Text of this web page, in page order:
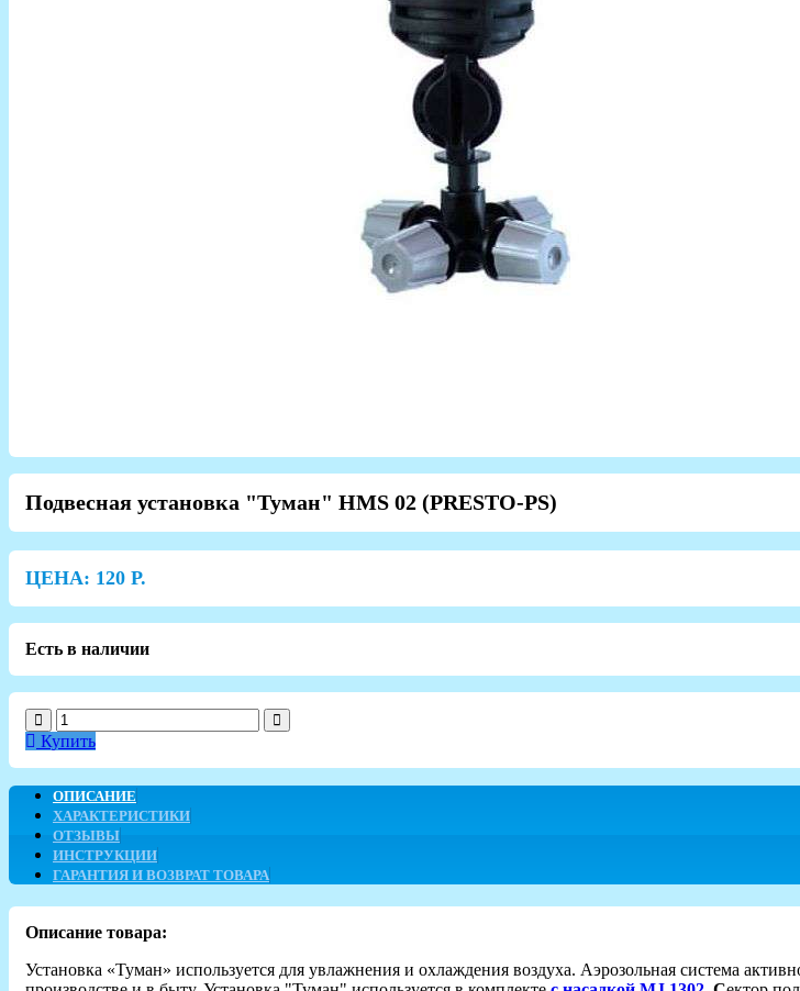
Подвесная установка "Туман" HMS 02 (PRESTO-PS)
ЦЕНА: 120 Р.
Есть в наличии
Купить
ОПИСАНИЕ
ХАРАКТЕРИСТИКИ
ОТЗЫВЫ
ИНСТРУКЦИИ
ГАРАНТИЯ И ВОЗВРАТ ТОВАРА
Описание товара:
Установка «Туман» используется для увлажнения и охлаждения воздуха. Аэрозольная система